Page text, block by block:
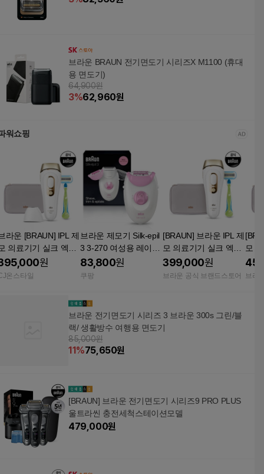
브라운 BRAUN 전기면도기 시리즈X M1100 (휴대
용 면도기)
64,900원
3%62,960원
워쇼핑
라운 [BRAUN] IPL 제
의료기기 실크 엑스
트 프로 PL5154
원
온스타일
브라운 제모기 Silk-epil
3 3-270 여성용 레이저
제모기
83,800원
쿠팡
[BRAUN] 브라운 IPL 제
모 의료기기 실크 엑스
퍼트 프로 PL5054 (본
체+충전기+파우치+비
399,000원
브라운 공식 브랜드스토어
모
퍼트
체+
브라
브라운 전기면도기 시리즈 3 브라운 300s 그린/블
랙/ 생활방수 여행용 면도기
85,000원
11%75,650원
[BRAUN] 브라운 전기면도기 시리즈9 PRO PLUS
울트라씬 충전세척스테이션모델
479,000원